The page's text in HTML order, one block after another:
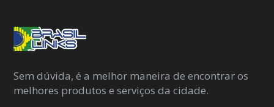
Sem dúvida, é a melhor maneira de encontrar os
melhores produtos e serviços da cidade.